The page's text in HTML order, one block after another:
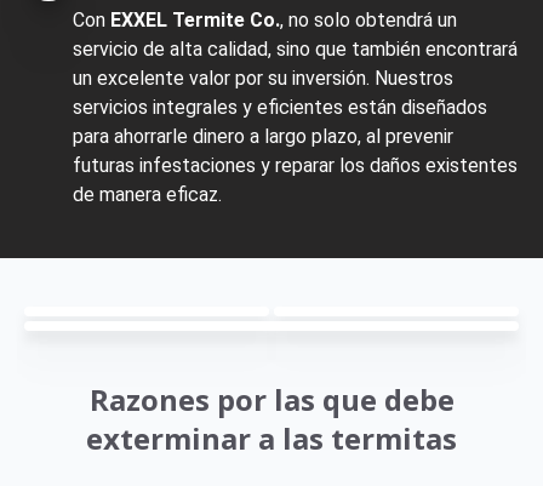
Con EXXEL Termite Co., no solo obtendrá un
servicio de alta calidad, sino que también encontrará
un excelente valor por su inversión. Nuestros
servicios integrales y eficientes están diseñados
para ahorrarle dinero a largo plazo, al prevenir
futuras infestaciones y reparar los daños existentes
de manera eficaz.
Razones por las que debe
exterminar a las termitas